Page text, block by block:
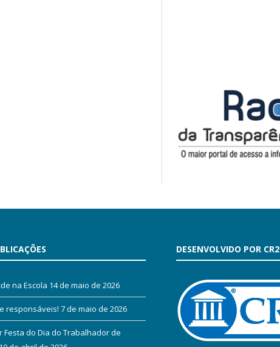
na Escola 14 de maio de 2026
responsáveis! 7 de maio de 2026
Festa do Dia do Trabalhador de
DESENVOLVIDO POR CR2